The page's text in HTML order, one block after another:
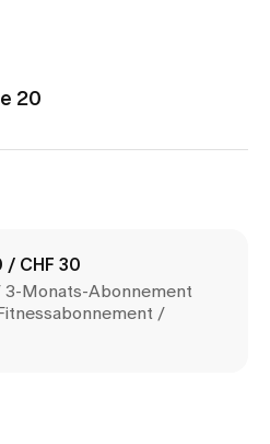
20
/ CHF 30
3-Monats-Abonnement
/